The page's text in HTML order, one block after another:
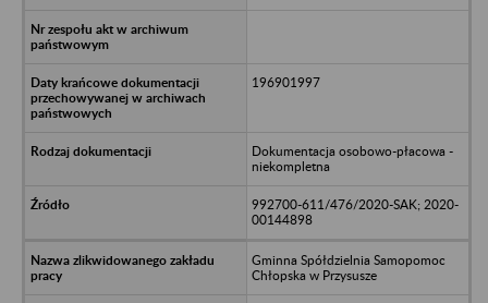
196901997
Dokumentacja osobowo-płacowa -
niekompletna
992700-611/476/2020-SAK; 2020-
00144898
Gminna Spółdzielnia Samopomoc
Chłopska w Przysusze